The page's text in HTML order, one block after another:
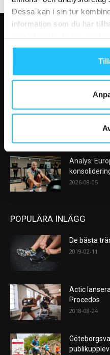
Dessa kan i sin tur
information som du har
VÅRA FAVORITER
Nike satsar
AI kommer
Analys:
2026-08-05
POPULÄRA INLÄGG
De bästa
2019-02-11
Actic
Procedos
2018-08-24